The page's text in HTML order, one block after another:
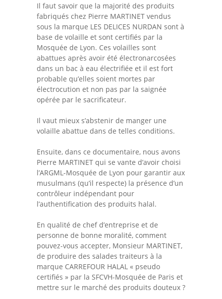
Il faut savoir que la majorité des produits
fabriqués chez Pierre MARTINET vendus
sous la marque LES DELICES NURDAN sont à
base de volaille et sont certifiés par la
Mosquée de Lyon. Ces volailles sont
abattues après avoir été électronarcosées
dans un bac à eau électrifiée et il est fort
probable qu’elles soient mortes par
électrocution et non pas par la saignée
opérée par le sacrificateur.
Il vaut mieux s’abstenir de manger une
volaille abattue dans de telles conditions.
Ensuite, dans ce documentaire, nous avons
Pierre MARTINET qui se vante d’avoir choisi
l’ARGML-Mosquée de Lyon pour garantir aux
musulmans (qu’il respecte) la présence d’un
contrôleur indépendant pour
l’authentification des produits halal.
En qualité de chef d’entreprise et de
personne de bonne moralité, comment
pouvez-vous accepter, Monsieur MARTINET,
de produire des salades traiteurs à la
marque CARREFOUR HALAL « pseudo
certifiés » par la SFCVH-Mosquée de Paris et
mettre sur le marché des produits douteux ?